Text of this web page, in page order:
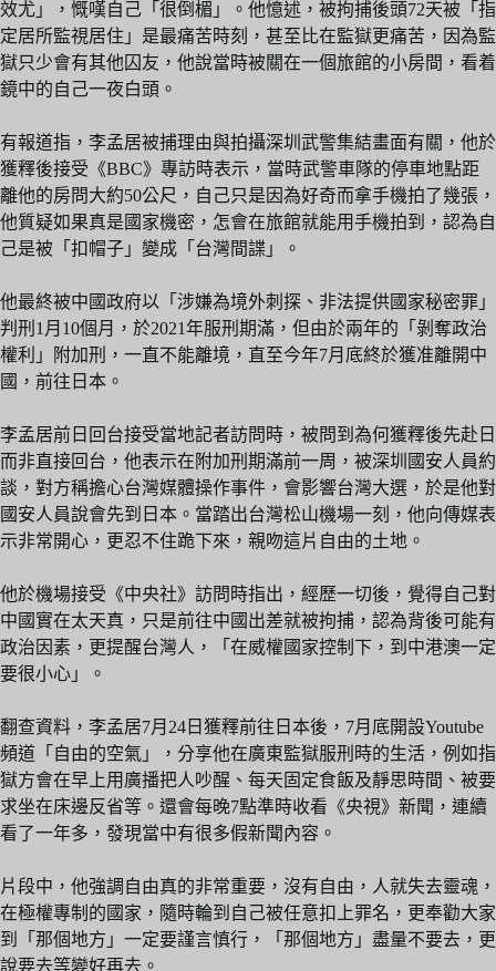
效尤」，慨嘆自己「很倒楣」。他憶述，被拘捕後頭72天被「指
定居所監視居住」是最痛苦時刻，甚至比在監獄更痛苦，因為監
獄只少會有其他囚友，他說當時被關在一個旅館的小房間，看着
鏡中的自己一夜白頭。
有報道指，李孟居被捕理由與拍攝深圳武警集結畫面有關，他於
獲釋後接受《BBC》專訪時表示，當時武警車隊的停車地點距
離他的房問大約50公尺，自己只是因為好奇而拿手機拍了幾張，
他質疑如果真是國家機密，怎會在旅館就能用手機拍到，認為自
己是被「扣帽子」變成「台灣間諜」。
他最終被中國政府以「涉嫌為境外刺探、非法提供國家秘密罪」
判刑1月10個月，於2021年服刑期滿，但由於兩年的「剝奪政治
權利」附加刑，一直不能離境，直至今年7月底終於獲准離開中
國，前往日本。
李孟居前日回台接受當地記者訪問時，被問到為何獲釋後先赴日
而非直接回台，他表示在附加刑期滿前一周，被深圳國安人員約
談，對方稱擔心台灣媒體操作事件，會影響台灣大選，於是他對
國安人員說會先到日本。當踏出台灣松山機場一刻，他向傳媒表
示非常開心，更忍不住跪下來，親吻這片自由的土地。
他於機場接受《中央社》訪問時指出，經歷一切後，覺得自己對
中國實在太天真，只是前往中國出差就被拘捕，認為背後可能有
政治因素，更提醒台灣人，「在威權國家控制下，到中港澳一定
要很小心」。
翻查資料，李孟居7月24日獲釋前往日本後，7月底開設Youtube
頻道「自由的空氣」，分享他在廣東監獄服刑時的生活，例如指
獄方會在早上用廣播把人吵醒、每天固定食飯及靜思時間、被要
求坐在床邊反省等。還會每晚7點準時收看《央視》新聞，連續
看了一年多，發現當中有很多假新聞內容。
片段中，他強調自由真的非常重要，沒有自由，人就失去靈魂，
在極權專制的國家，隨時輪到自己被任意扣上罪名，更奉勸大家
到「那個地方」一定要謹言慎行，「那個地方」盡量不要去，更
說要去等變好再去。